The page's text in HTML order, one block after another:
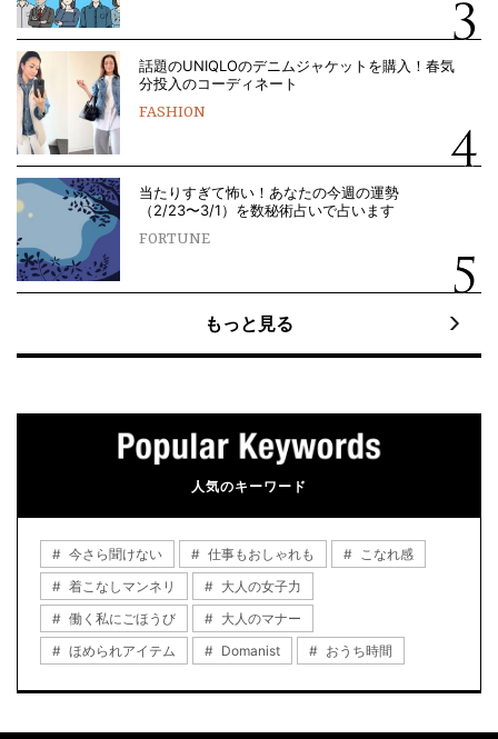
話題のUNIQLOのデニムジャケットを購入！春気
分投入のコーディネート
FASHION
当たりすぎて怖い！あなたの今週の運勢
（2/23〜3/1）を数秘術占いで占います
FORTUNE
もっと見る
人気のキーワード
今さら聞けない 仕事もおしゃれも
こなれ感
着こなしマンネリ
大人の女子力
働く私にごほうび
大人のマナー
ほめられアイテム
Domanist おうち時間